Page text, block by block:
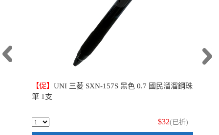
【促】 UNI 三菱 SXN-157S 黑色 0.7 國民溜溜鋼珠
筆 1支
$32(已折)